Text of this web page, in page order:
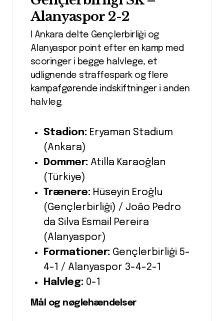
Alanyaspor 2-2
I Ankara delte Gençlerbirliği og
Alanyaspor point efter en kamp med
scoringer i begge halvlege, et
udlignende straffespark og flere
kampafgørende indskiftninger i anden
halvleg.
Stadion: Eryaman Stadium
(Ankara)
Dommer: Atilla Karaoğlan
(Türkiye)
Trænere: Hüseyin Eroğlu
(Gençlerbirliği) / João Pedro
da Silva Esmail Pereira
(Alanyaspor)
Formationer: Gençlerbirliği 5-
4-1 / Alanyaspor 3-4-2-1
Halvleg: 0-1
Mål og nøglehændelser